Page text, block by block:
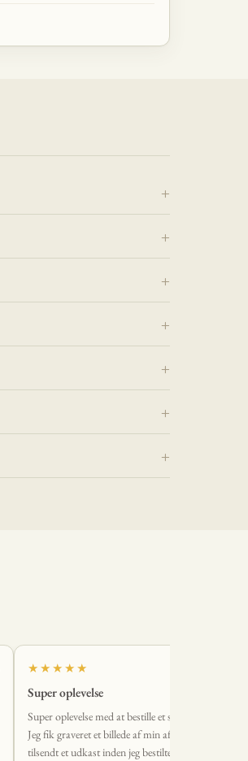
★★★★★
Super oplevelse
Super oplevelse med at bestille et smykke fra Øndig.
Jeg fik graveret et billede af min afdøde hund, og fik
tilsendt et udkast inden jeg bestilte, så jeg var sikker